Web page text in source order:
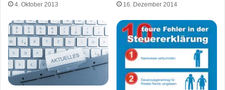
4. Oktober 2013 16. Dezember 2014